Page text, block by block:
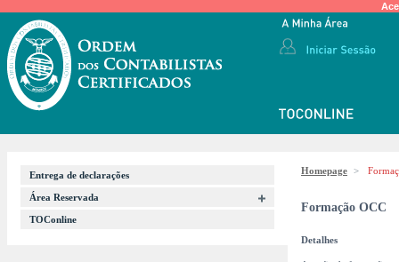
Entrega de declarações
Área Reservada
TOConline
Homepage >
Formação OCC
Detalhes